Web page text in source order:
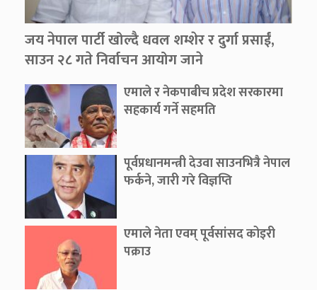
जय नेपाल पार्टी खोल्दै धवल शम्शेर र दुर्गा प्रसाईं,
साउन २८ गते निर्वाचन आयोग जाने
एमाले र नेकपाबीच प्रदेश सरकारमा
सहकार्य गर्ने सहमति
पूर्वप्रधानमन्त्री देउवा साउनभित्रै नेपाल
फर्कने, जारी गरे विज्ञप्ति
एमाले नेता एवम् पूर्वसांसद कोइरी
पक्राउ